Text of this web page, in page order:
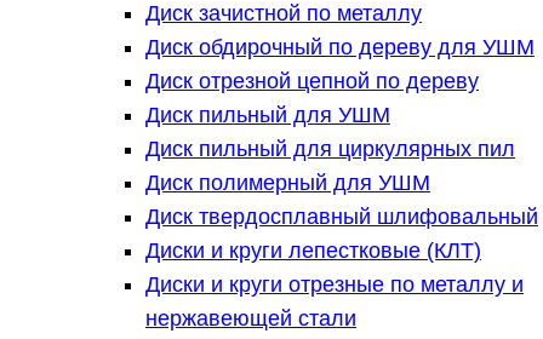
Диск зачистной по металлу
Диск обдирочный по дереву для УШМ
Диск отрезной цепной по дереву
Диск пильный для УШМ
Диск пильный для циркулярных пил
Диск полимерный для УШМ
Диск твердосплавный шлифовальный
Диски и круги лепестковые (КЛТ)
Диски и круги отрезные по металлу и
нержавеющей стали